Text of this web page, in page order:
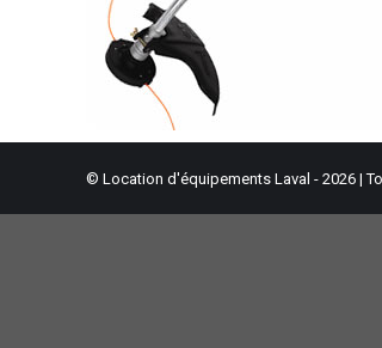
© Location d'équipements Laval - 2026 |